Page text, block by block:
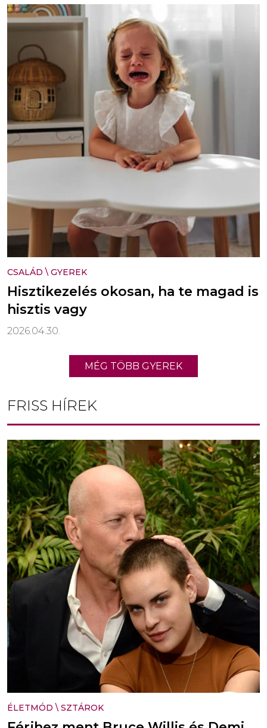
CSALÁD \ GYEREK
Hisztikezelés okosan, ha te magad is
hisztis vagy
2026.04.30.
MÉG TÖBB GYEREK
FRISS HÍREK
ÉLETMÓD \ SZTÁROK